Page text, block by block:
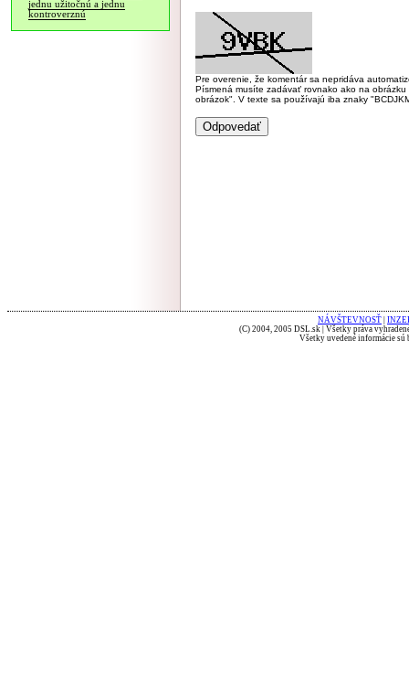
jednu užitočnú a jednu
kontroverznú
Pre overenie, že komentár sa nepridáva
Písmená musíte zadávať rovnako ako na
obrázok". V texte sa používajú iba znaky
NÁVŠTEVNOSŤ
(C) 2004, 2005 DSL.sk | Všetky práva
Všetky uvedené informácie sú